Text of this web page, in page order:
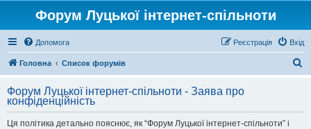
Форум Луцької інтернет-спільноти
Допомога Вхід
Реєстрація
Головна Список форумів
у
Форум Луцької інтернет-спільноти - Заява про
конфіденційність
Ця політика детально пояснює, як “Форум Луцької інтернет-спільноти” і